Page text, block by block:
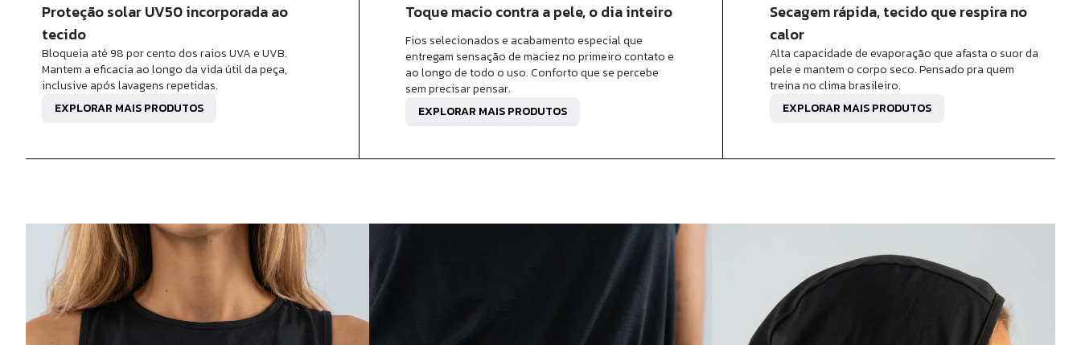
Proteção solar UV50 incorporada ao
tecido
Bloqueia até 98 por cento dos raios UVA e UVB.
Mantem a eficacia ao longo da vida útil da peça,
inclusive após lavagens repetidas.
EXPLORAR MAIS PRODUTOS
Toque macio contra a pele, o dia inteiro
Fios selecionados e acabamento especial que
entregam sensação de maciez no primeiro contato e
ao longo de todo o uso. Conforto que se percebe
sem precisar pensar.
EXPLORAR MAIS PRODUTOS
Secagem rápida, tecido que respira no
calor
Alta capacidade de evaporação que afasta o suor da
pele e mantem o corpo seco. Pensado pra quem
treina no clima brasileiro.
EXPLORAR MAIS PRODUTOS